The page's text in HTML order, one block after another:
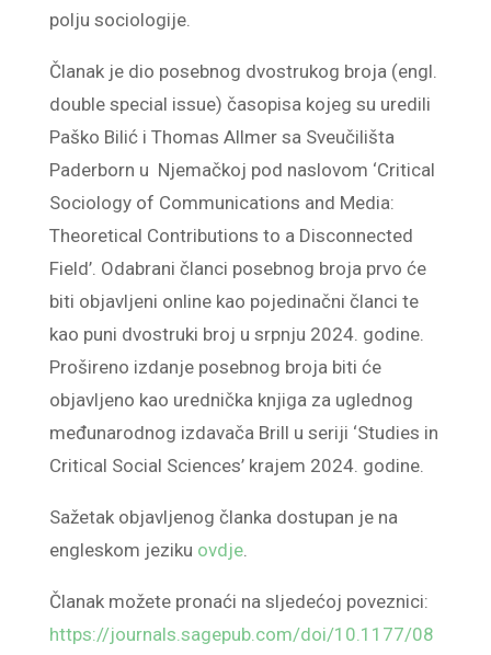
polju sociologije.
Članak je dio posebnog dvostrukog broja (engl.
double special issue) časopisa kojeg su uredili
Paško Bilić i Thomas Allmer sa Sveučilišta
Paderborn u Njemačkoj pod naslovom ‘Critical
Sociology of Communications and Media:
Theoretical Contributions to a Disconnected
Field’. Odabrani članci posebnog broja prvo će
biti objavljeni online kao pojedinačni članci te
kao puni dvostruki broj u srpnju 2024. godine.
Prošireno izdanje posebnog broja biti će
objavljeno kao urednička knjiga za uglednog
međunarodnog izdavača Brill u seriji ‘Studies in
Critical Social Sciences’ krajem 2024. godine.
Sažetak objavljenog članka dostupan je na
engleskom jeziku ovdje.
Članak možete pronaći na sljedećoj poveznici:
https://journals.sagepub.com/doi/10.1177/08